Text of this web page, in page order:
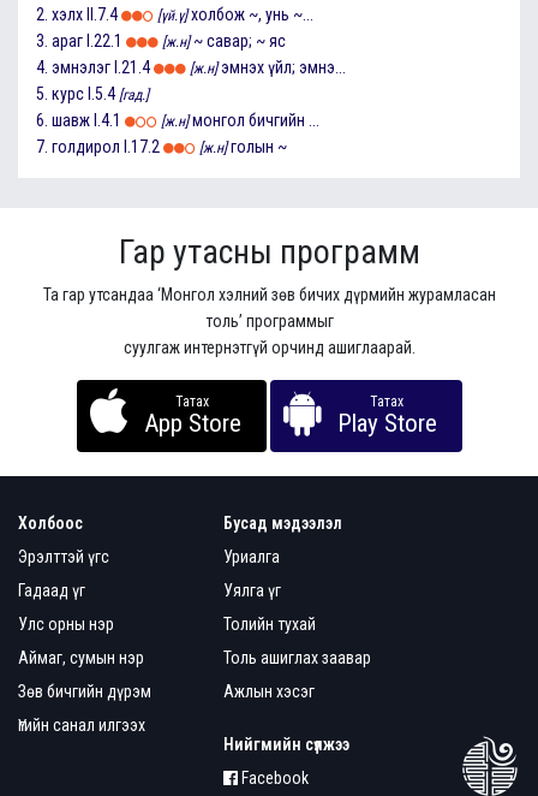
2. хэлх II.7.4 [үй.ү] холбож ~, унь ~...
3. араг I.22.1 [ж.н] ~ савар; ~ яс
4. эмнэлэг I.21.4 [ж.н] эмнэх үйл; эмнэ...
5. курс I.5.4 [гад.]
6. шавж I.4.1 [ж.н] монгол бичгийн ...
7. голдирол I.17.2 [ж.н] голын ~
Гар утасны программ
Та гар утсандаа ‘Монгол хэлний зөв бичих дүрмийн журамласан
толь’ программыг
суулгаж интернэтгүй орчинд ашиглаарай.
Татах
App Store
Татах
Play Store
Холбоос
Эрэлттэй үгс
Гадаад үг
Улс орны нэр
Аймаг, сумын нэр
Зөв бичгийн дүрэм
Үгийн санал илгээх
Бусад мэдээлэл
Уриалга
Уялга үг
Толийн тухай
Толь ашиглах заавар
Ажлын хэсэг
Нийгмийн сүлжээ
Facebook